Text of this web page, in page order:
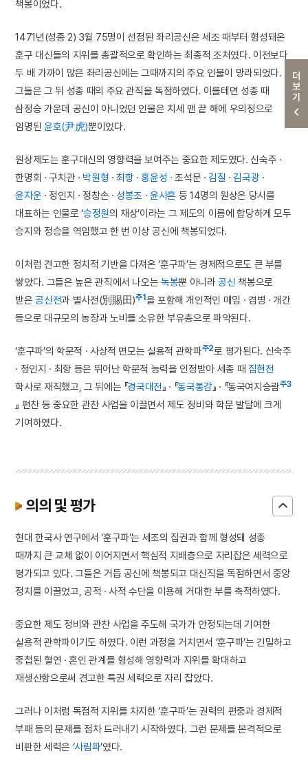
더보기
책봉이었다.
1471년(성종 2) 3월 75명이 선정된 좌리공신은 세조 때부터 형성돼온
훈구 대신들의 지위를 총괄적으로 확인하는 최종적 조처였다. 이전보다
두 배 가까이 많은 좌리공신에는 그때까지의 주요 인물이 망라되었다.
그들은 그 뒤 성종 때의 주요 관직을 독점하였다. 이를테면 성종 때
삼정승 가운데 공신이 아니었던 인물은 치세 맨 끝 해에 우의정으로
임명된윤호(尹虎)뿐이었다.
원상제도는 훈구대신의 영향력을 보여주는 중요한 제도였다. 신숙주 ·
한명회 · 구치관 · 박원형 ·최항 ·홍윤성 · 조석문 ·김질 ·김국광 ·
윤자운 · 정인지 · 정창손 · 성봉조 ·윤사흔 등 14명의 원상은 당시를
대표하는 인물로 ‘승정원의 재상’이라는 그 제도의 이름에 합당하게 모두
승지와 정승을 역임했고 한 번 이상 공신에 책봉되었다.
이처럼 견고한 정치적 기반을 다져온 ‘훈구파’는 경제적으로도 큰 부를
쌓았다. 그들은 높은 관직에서 나오는녹봉뿐 아니라공신 책봉으로
받은공신전과 별사전(別賜田)주1 을 포함해 개인적인 매입 · 겸병 · 개간
등으로 대규모의 농장과 노비를 소유한 부유층으로 파악된다.
‘훈구파’의 학문적 · 사상적 면모는 실용적 관학파주2로 평가된다. 신숙주
· 정인지 · 최항 등은 뛰어난 학문적 능력을 인정받아 세종 때 집현전
학사로 재직했고, 그 뒤에는 『경국대전』 · 『동국통감』 · 『동국여지승람주3
』 편찬 등 중요한 관찬 사업을 이끌면서 제도 정비와 학문 발달에 크게
기여하였다.
의의 및 평가
현대 한국사 연구에서 ‘훈구파’는 세조의 집권과 함께 형성돼 성종
때까지 큰 교체 없이 이어지면서 핵심적 지배층으로 자리잡은 세력으로
평가되고 있다. 그들은 거듭 공신에 책봉되고 대신직을 독점하면서 중앙
정치를 이끌었고, 공적 · 사적 수단을 이용해 거대한 부를 축적하였다.
중요한 제도 정비와 관찬 사업을 주도해 국가가 안정되는데 기여한
실용적 관학파이기도 하였다. 이런 과정을 거치면서 ‘훈구파’는 긴밀하고
중첩된 혈연 · 혼인 관계를 형성해 영향력과 지위를 확대하고
재생산함으로써 견고한 특권 세력으로 자리 잡았다.
그러나 이처럼 독점적 지위를 차지한 ‘훈구파’는 권력의 편중과 경제적
부패 등의 문제를 점차 드러내기 시작하였다. 그런 문제를 본격적으로
비판한 세력은 ‘사림파’였다.